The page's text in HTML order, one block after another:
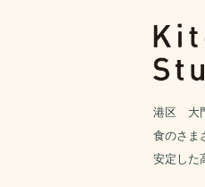
港区 大
食のさま
安定した